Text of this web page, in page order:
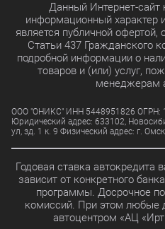
Данный Интернет-сайт
информационный характер
является публичной
Статьи 437 Гражданского
подробной информации о
товаров и (или) услуг,
менеджерам
ООО "ОНИКС" ИНН 5448951826 ОГРН:
Юридический адрес: 633102,
ул, зд. 1 к. 9 Физический адрес: г.
Годовая ставка автокредита
зависит от конкретного
программы. Досрочное
комиссий. При этом любые
автоцентром «АЦ